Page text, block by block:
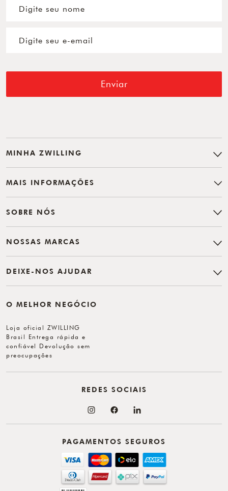
Enviar
MINHA ZWILLING
MAIS INFORMAÇÕES
SOBRE NÓS
NOSSAS MARCAS
DEIXE-NOS AJUDAR
O MELHOR NEGÓCIO
Loja oficial ZWILLING
Brasil Entrega rápida e
confiável Devolução sem
preocupações
PAGAMENTOS SEGUROS
REDES SOCIAIS